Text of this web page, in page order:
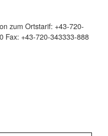
zum Ortstarif: +43-720-
Fax: +43-720-343333-888